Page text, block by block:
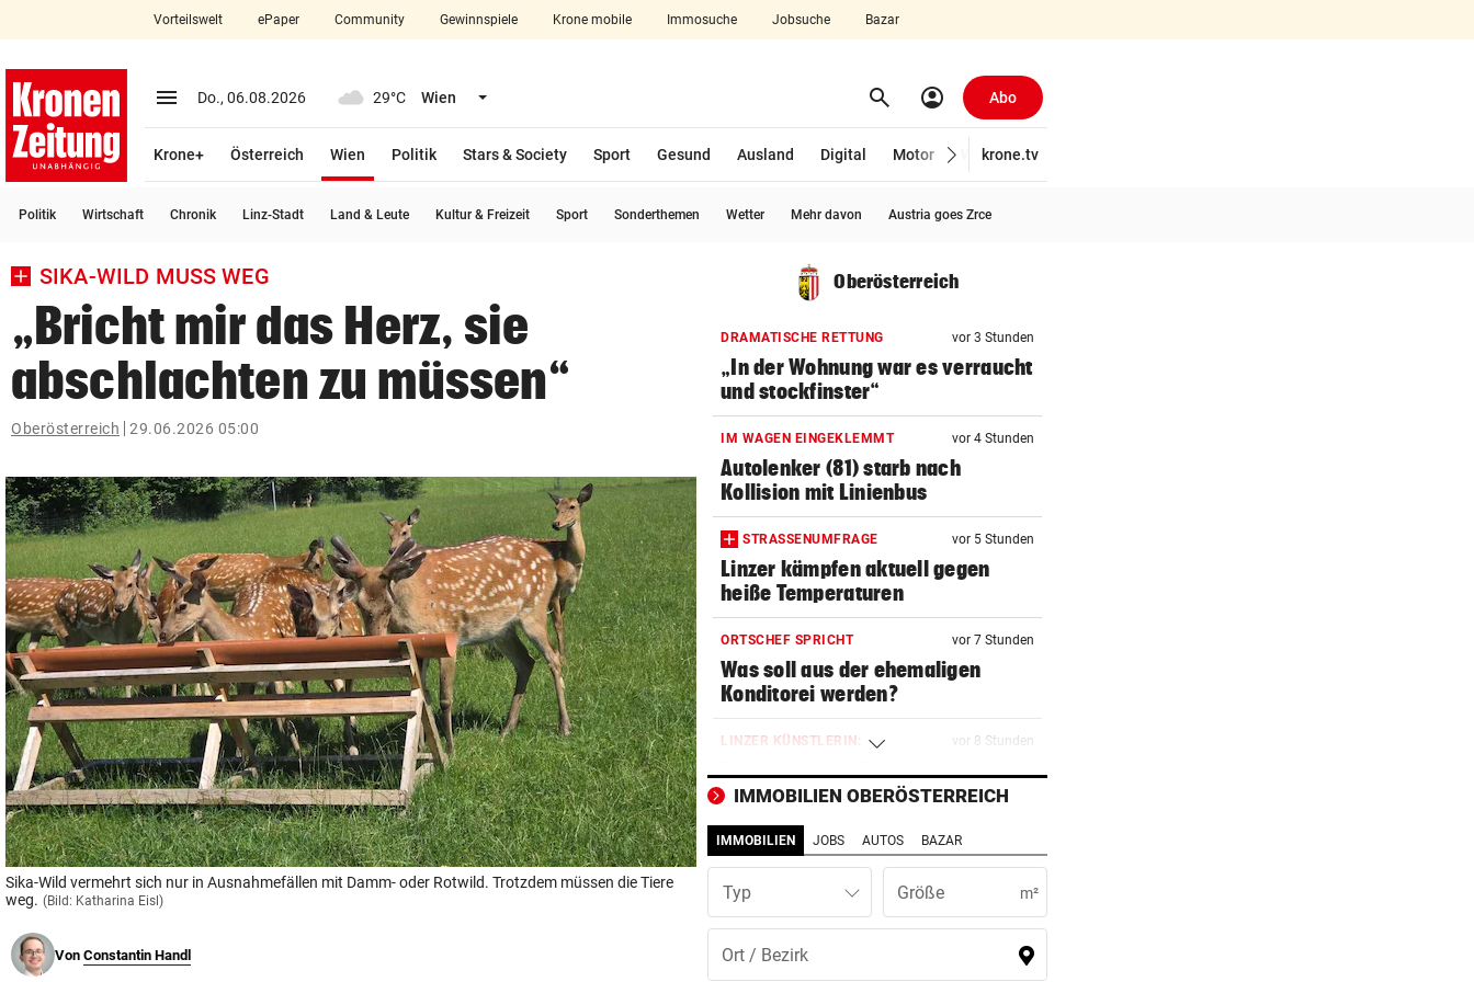
closeSchließen
account_circle Anmelden
arrow_right
bookmark
search
Suchbegriff
eingeben
© Krone Multimedia GmbH & Co KG 2026
Muthgasse 2, 1190 Wien
Vorteilswelt ePaper Community Gewinnspiele Krone mobile Immosuche Jobsuche Bazar
menu Menü aufklappen
Do., 06.08.2026 29°C Wien Menü aufklappen search Suchen
account_circle Abo
Krone+ Österreich Wien
Politik
Stars & Society Sport Gesund Ausland Digital Motor Wirtschaft
krone.tv
Politik Wirtschaft Chronik Linz-Stadt Land & Leute Kultur & Freizeit Sport Sonderthemen Wetter Mehr davon Austria goes Zrce
SIKA-WILD MUSS WEG
„Bricht mir das Herz, sie
abschlachten zu müssen“
Oberösterreich 29.06.2026 05:00
Sika-Wild vermehrt sich nur in Ausnahmefällen mit Damm- oder Rotwild. Trotzdem müssen die Tiere
weg. (Bild: Katharina Eisl)
Von Constantin Handl
Oberösterreich
DRAMATISCHE RETTUNG vor 3 Stunden
„In der Wohnung war es verraucht
und stockfinster“
IM WAGEN EINGEKLEMMT vor 4 Stunden
Autolenker (81) starb nach
Kollision mit Linienbus
STRASSENUMFRAGE vor 5 Stunden
Linzer kämpfen aktuell gegen
heiße Temperaturen
ORTSCHEF SPRICHT vor 7 Stunden
Was soll aus der ehemaligen
Konditorei werden?
LINZER KÜNSTLERIN: vor 8 Stunden
Dem Plastikmüll werden
klingende Beats entlockt
MOTTO FÜRS WOCHENENDE vor 9 Stunden
Den Freiluftsommer in seiner
Reinkultur erleben
vor 10 Stunden
IMMOBILIEN OBERÖSTERREICH
IMMOBILIEN JOBS AUTOS BAZAR
Typ m²